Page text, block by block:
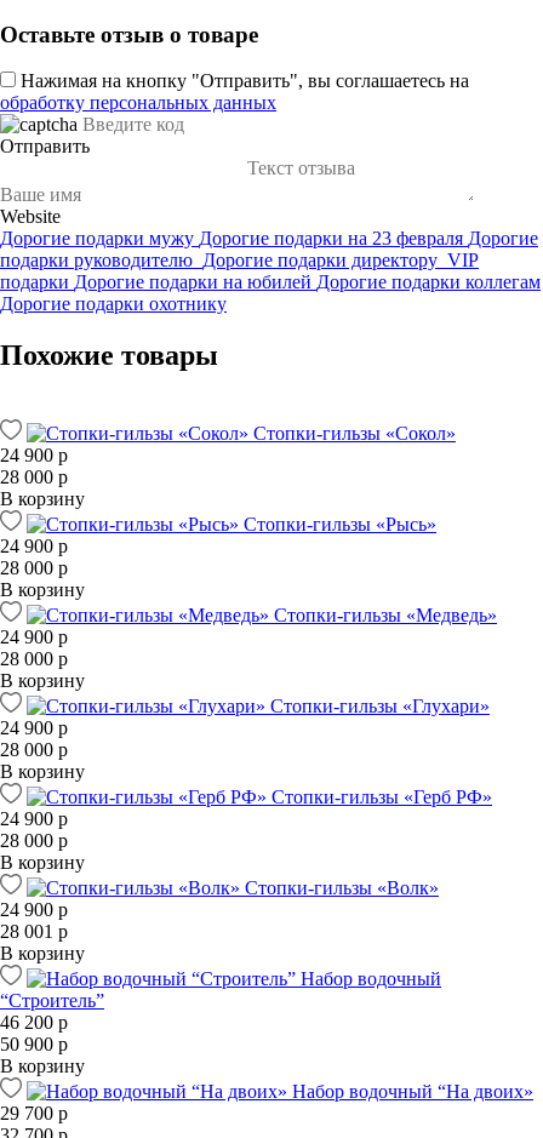
Оставьте отзыв о товаре
Нажимая на кнопку "Отправить", вы соглашаетесь на
обработку персональных данных
Отправить
Website
Дорогие подарки мужу Дорогие подарки на 23 февраля Дорогие
подарки руководителю Дорогие подарки директору VIP
подарки Дорогие подарки на юбилей Дорогие подарки коллегам
Дорогие подарки охотнику
Похожие товары
Стопки-гильзы «Сокол»
24 900 р
28 000 р
В корзину
Стопки-гильзы «Рысь»
24 900 р
28 000 р
В корзину
Стопки-гильзы «Медведь»
24 900 р
28 000 р
В корзину
Стопки-гильзы «Глухари»
24 900 р
28 000 р
В корзину
Стопки-гильзы «Герб РФ»
24 900 р
28 000 р
В корзину
Стопки-гильзы «Волк»
24 900 р
28 001 р
В корзину
Набор водочный
“Строитель”
46 200 р
50 900 р
В корзину
Набор водочный “На двоих»
29 700 р